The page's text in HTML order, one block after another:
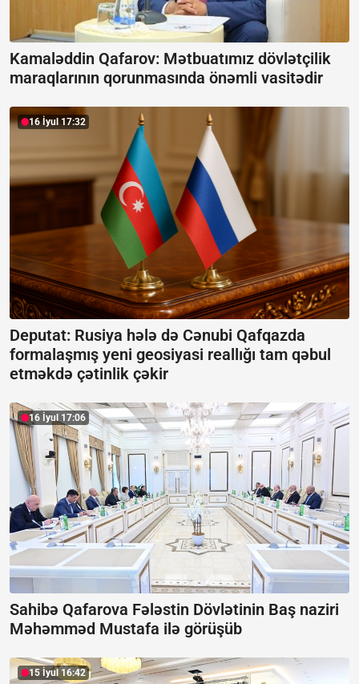
Kamaləddin Qafarov: Mətbuatımız dövlətçilik
maraqlarının qorunmasında önəmli vasitədir
16 İyul 17:32
Deputat: Rusiya hələ də Cənubi Qafqazda
formalaşmış yeni geosiyasi reallığı tam qəbul
etməkdə çətinlik çəkir
16 İyul 17:06
Sahibə Qafarova Fələstin Dövlətinin Baş naziri
Məhəmməd Mustafa ilə görüşüb
15 İyul 16:42